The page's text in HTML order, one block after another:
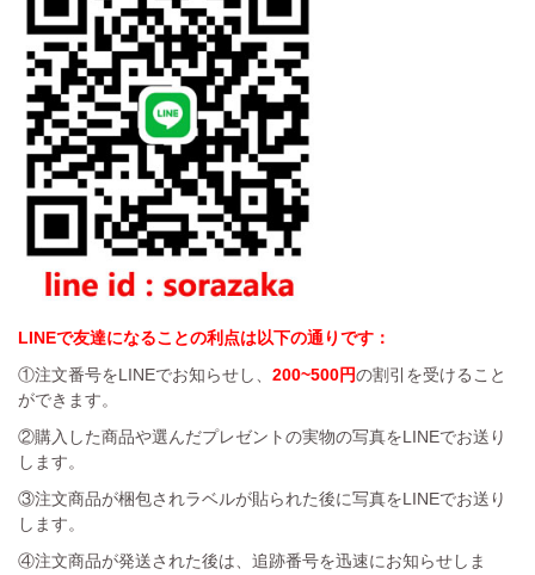
LINEで友達になることの利点は以下の通りです：
①注文番号をLINEでお知らせし、 200~500円の割引を受けること
ができます。
②購入した商品や選んだプレゼントの実物の写真をLINEでお送り
します。
③注文商品が梱包されラベルが貼られた後に写真をLINEでお送り
します。
④注文商品が発送された後は、追跡番号を迅速にお知らせしま